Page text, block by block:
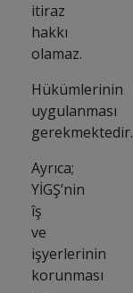
itiraz
hakkı
olamaz.
Hükümlerinin
uygulanması
gerekmektedir.
Ayrıca;
YİGŞ’nin
îş
ve
işyerlerinin
korunması